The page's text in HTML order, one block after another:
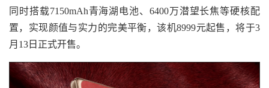
同时搭载7150mAh青海湖电池、6400万潜望长焦等硬核配
置，实现颜值与实力的完美平衡，该机8999元起售，将于3
月13日正式开售。